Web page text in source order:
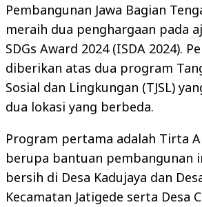
Pembangunan Jawa Bagian
meraih dua penghargaan pada
SDGs Award 2024 (ISDA 2024).
diberikan atas dua program
Sosial dan Lingkungan (TJSL)
dua lokasi yang berbeda.
Program pertama adalah Tirta
berupa bantuan
bersih di Desa Kadujaya dan
Kecamatan Jatigede serta Desa